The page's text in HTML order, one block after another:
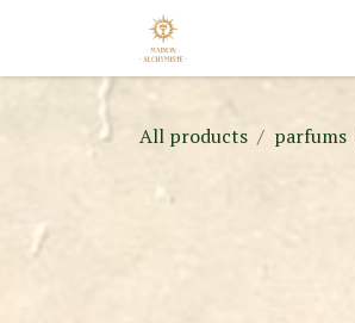
All products parfums